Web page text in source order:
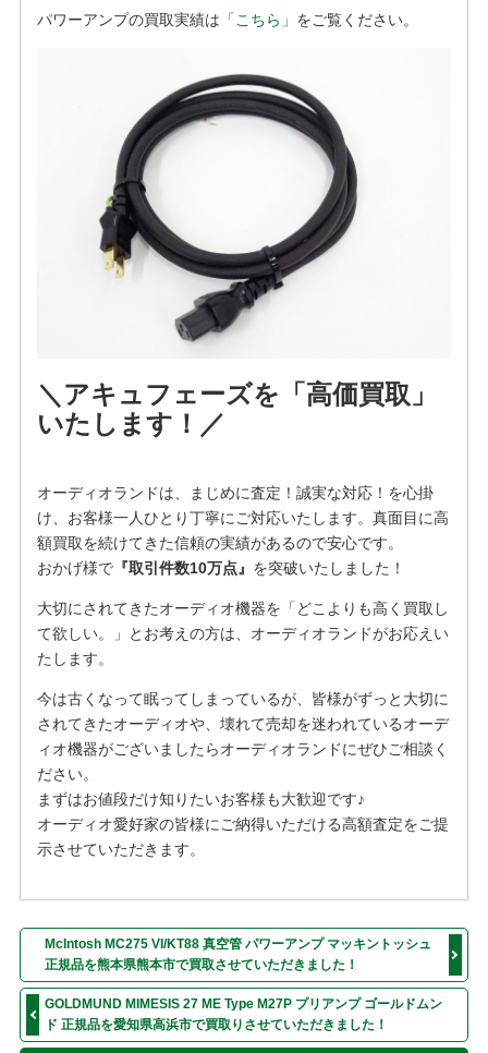
パワーアンプの買取実績は 「こちら」 をご覧ください。
＼アキュフェーズを「高価買取」
いたします！／
オーディオランドは、まじめに査定！誠実な対応！を⼼掛
け、お客様⼀⼈ひとり丁寧にご対応いたします。真面目に高
額買取を続けてきた信頼の実績があるので安心です。
おかげ様で『取引件数10万点』 を突破いたしました！
大切にされてきたオーディオ機器を「どこよりも高く買取し
て欲しい。」とお考えの方は、オーディオランドがお応えい
たします。
今は古くなって眠ってしまっているが、皆様がずっと大切に
されてきたオーディオや、壊れて売却を迷われているオーデ
ィオ機器がございましたらオーディオランドにぜひご相談く
ださい。
まずはお値段だけ知りたいお客様も大歓迎です♪
オーディオ愛好家の皆様にご納得いただける高額査定をご提
示させていただきます。
McIntosh MC275 VI/KT88 真空管 パワーアンプ マッキントッシュ
正規品を熊本県熊本市で買取させていただきました！
GOLDMUND MIMESIS 27 ME Type M27P プリアンプ ゴールドムン
ド 正規品を愛知県高浜市で買取りさせていただきました！